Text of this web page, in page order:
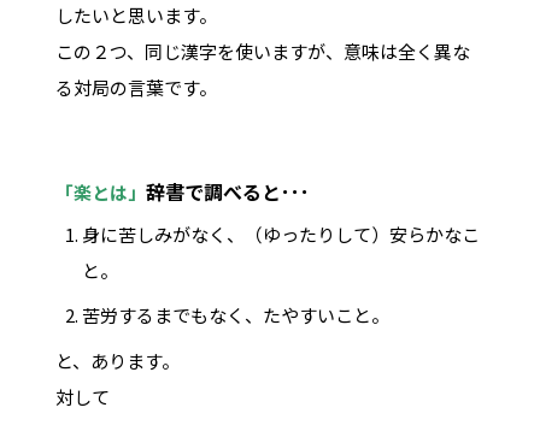
したいと思います。
この２つ、同じ漢字を使いますが、意味は全く異な
る対局の言葉です。
「楽とは」 辞書で調べると･･･
身に苦しみがなく、（ゆったりして）安らかなこ
と。
苦労するまでもなく、たやすいこと。
と、あります。
対して